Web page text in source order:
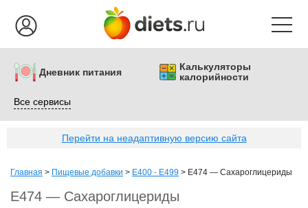
Дневник питания
Калькуляторы
калорийности
Все сервисы
Перейти на неадаптивную версию сайта
Главная > Пищевые добавки > E400 - E499 > E474 — Сахароглицериды
E474 — Сахароглицериды